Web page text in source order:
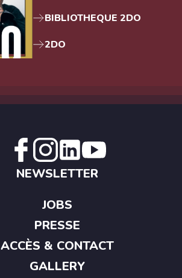
BIBLIOTHEQUE 2DO
2DO
NEWSLETTER
JOBS
PRESSE
ACCÈS & CONTACT
GALLERY